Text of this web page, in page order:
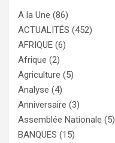
A la Une (86)
ACTUALITÉS (452)
AFRIQUE (6)
Afrique (2)
Agriculture (5)
Analyse (4)
Anniversaire (3)
Assemblée Nationale (5)
BANQUES (15)